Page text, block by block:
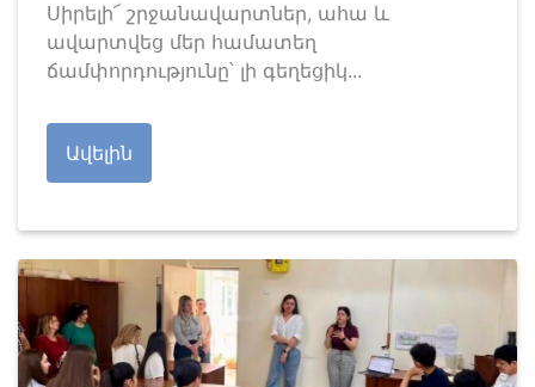
Սիրելի՜ շրջանավարտներ, ահա և
ավարտվեց մեր համատեղ
ճամփորդությունը՝ լի գեղեցիկ...
Ավելին